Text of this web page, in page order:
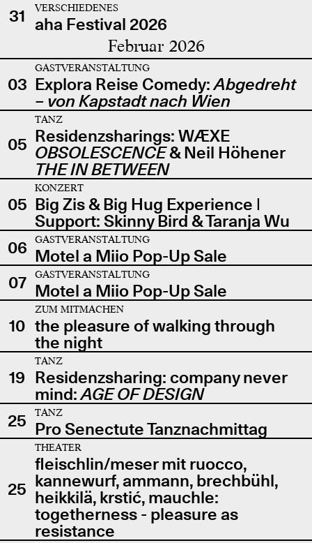
31
VERSCHIEDENES
aha Festival 2026
Februar 2026
03
GASTVERANSTALTUNG
Explora Reise Comedy:Abgedreht
– von Kapstadt nach Wien
05
TANZ
Residenzsharings: WÆXE
OBSOLESCENCE& Neil Höhener
THE IN BETWEEN
05
KONZERT
Big Zis & Big Hug Experience |
Support: Skinny Bird & Taranja Wu
06
GASTVERANSTALTUNG
Motel a Miio Pop-Up Sale
07
GASTVERANSTALTUNG
Motel a Miio Pop-Up Sale
10
ZUM MITMACHEN
the pleasure of walking through
the night
19
TANZ
Residenzsharing: company never
mind:AGE OF DESIGN
25
TANZ
Pro Senectute Tanznachmittag
25
THEATER
fleischlin/meser mit ruocco,
kannewurf, ammann, brechbühl,
heikkilä, krstić, mauchle:
togetherness - pleasure as
resistance